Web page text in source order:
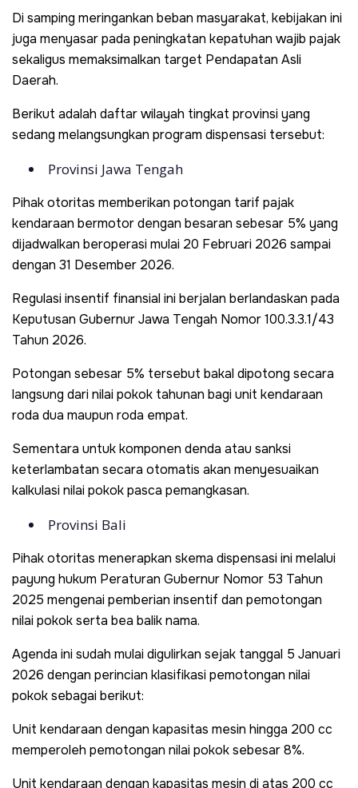
Di samping meringankan beban masyarakat, kebijakan ini
juga menyasar pada peningkatan kepatuhan wajib pajak
sekaligus memaksimalkan target Pendapatan Asli
Daerah.
Berikut adalah daftar wilayah tingkat provinsi yang
sedang melangsungkan program dispensasi tersebut:
Provinsi Jawa Tengah
Pihak otoritas memberikan potongan tarif pajak
kendaraan bermotor dengan besaran sebesar 5% yang
dijadwalkan beroperasi mulai 20 Februari 2026 sampai
dengan 31 Desember 2026.
Regulasi insentif finansial ini berjalan berlandaskan pada
Keputusan Gubernur Jawa Tengah Nomor 100.3.3.1/43
Tahun 2026.
Potongan sebesar 5% tersebut bakal dipotong secara
langsung dari nilai pokok tahunan bagi unit kendaraan
roda dua maupun roda empat.
Sementara untuk komponen denda atau sanksi
keterlambatan secara otomatis akan menyesuaikan
kalkulasi nilai pokok pasca pemangkasan.
Provinsi Bali
Pihak otoritas menerapkan skema dispensasi ini melalui
payung hukum Peraturan Gubernur Nomor 53 Tahun
2025 mengenai pemberian insentif dan pemotongan
nilai pokok serta bea balik nama.
Agenda ini sudah mulai digulirkan sejak tanggal 5 Januari
2026 dengan perincian klasifikasi pemotongan nilai
pokok sebagai berikut:
Unit kendaraan dengan kapasitas mesin hingga 200 cc
memperoleh pemotongan nilai pokok sebesar 8%.
Unit kendaraan dengan kapasitas mesin di atas 200 cc